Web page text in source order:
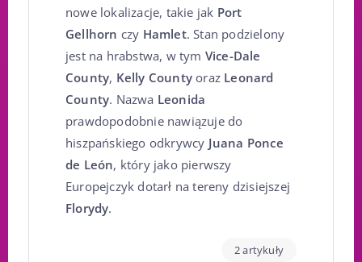
nowe lokalizacje, takie jak Port
Gellhorn czy Hamlet. Stan podzielony
jest na hrabstwa, w tym Vice-Dale
County, Kelly County oraz Leonard
County. Nazwa Leonida
prawdopodobnie nawiązuje do
hiszpańskiego odkrywcy Juana Ponce
de León, który jako pierwszy
Europejczyk dotarł na tereny dzisiejszej
Florydy.
2 artykuły